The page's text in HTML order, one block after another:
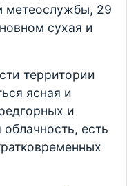
метеослужбы, 29
сухая и
территории
ясная и
и
есть